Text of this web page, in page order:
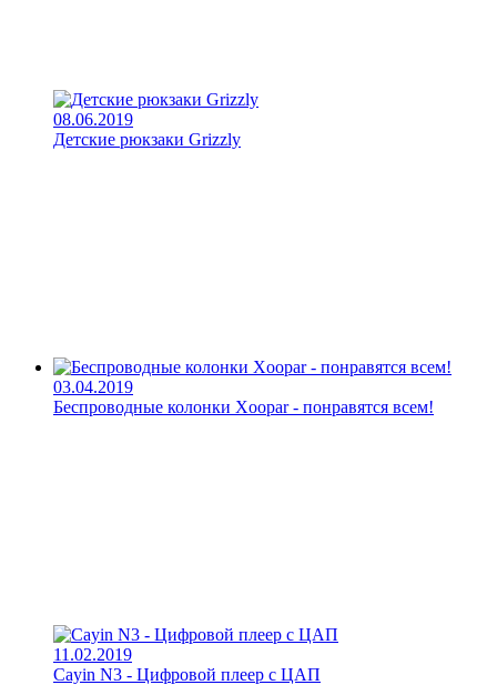
08.06.2019
Детские рюкзаки Grizzly
03.04.2019
Беспроводные колонки Xoopar - понравятся всем!
11.02.2019
Cayin N3 - Цифровой плеер с ЦАП